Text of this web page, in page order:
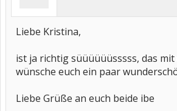
Liebe Kristina,
ist ja richtig süüüüüüsssss, das mit
wünsche euch ein paar
Liebe Grüße an euch beide ibe